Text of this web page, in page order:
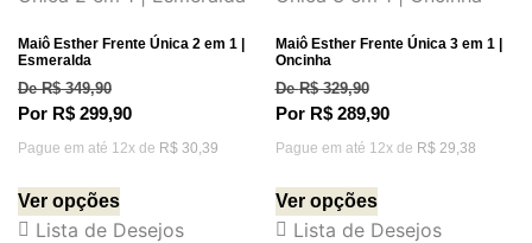
Maiô Esther Frente Única 2 em 1 |
Esmeralda
DeR$349,90
Por R$ 299,90
Pague em até 12x de R$ 30,39
Ver opções
Lista de Desejos
Maiô Esther Frente Única 3 em 1 |
Oncinha
DeR$329,90
Por R$289,90
Pague em até 12x de R$29,38
Ver opções
Lista de Desejos